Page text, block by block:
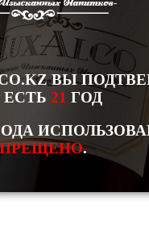
ВЫ
21 ГОД
.